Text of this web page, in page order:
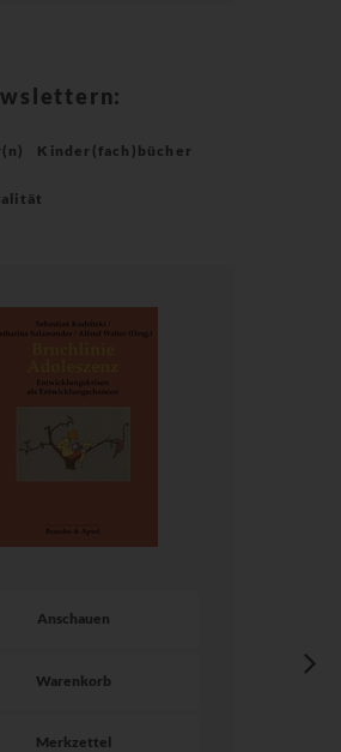
Kinder(fach)bücher
Anschauen
Warenkorb
Merkzettel